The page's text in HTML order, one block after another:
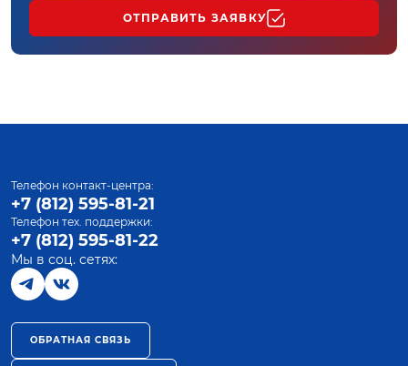
ОТПРАВИТЬ ЗАЯВКУ
Телефон контакт-центра:
+7 (812) 595-81-21
Телефон тех. поддержки:
+7 (812) 595-81-22
Мы в соц. сетях:
ОБРАТНАЯ СВЯЗЬ